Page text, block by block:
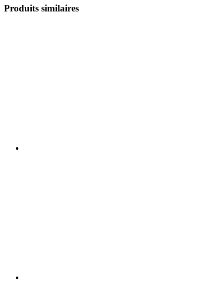
Produits similaires